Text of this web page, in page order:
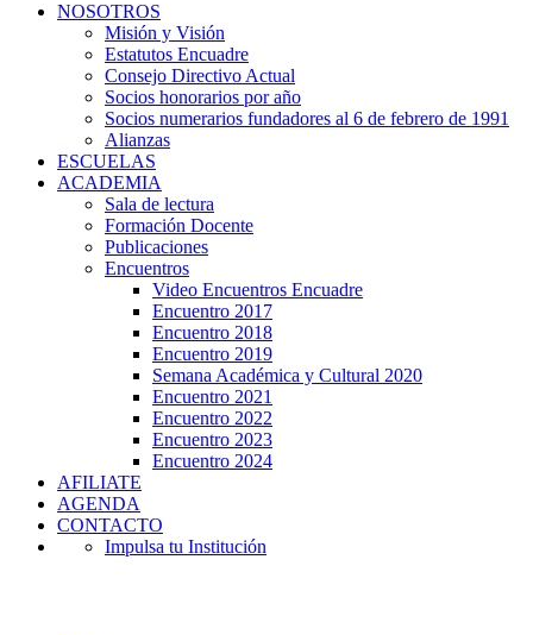
NOSOTROS
Misión y Visión
Estatutos Encuadre
Consejo Directivo Actual
Socios honorarios por año
Socios numerarios fundadores al 6 de febrero de 1991
Alianzas
ESCUELAS
ACADEMIA
Sala de lectura
Formación Docente
Publicaciones
Encuentros
Video Encuentros Encuadre
Encuentro 2017
Encuentro 2018
Encuentro 2019
Semana Académica y Cultural 2020
Encuentro 2021
Encuentro 2022
Encuentro 2023
Encuentro 2024
AFILIATE
AGENDA
CONTACTO
Impulsa tu Institución